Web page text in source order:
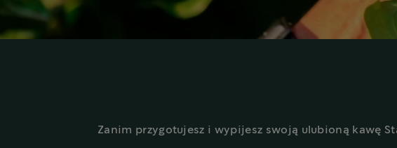
Zanim przygotujesz i wypijesz swoją ulubioną kawę